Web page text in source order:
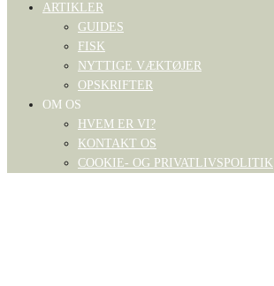
ARTIKLER
GUIDES
FISK
NYTTIGE VÆKTØJER
OPSKRIFTER
OM OS
HVEM ER VI?
KONTAKT OS
COOKIE- OG PRIVATLIVSPOLITIK